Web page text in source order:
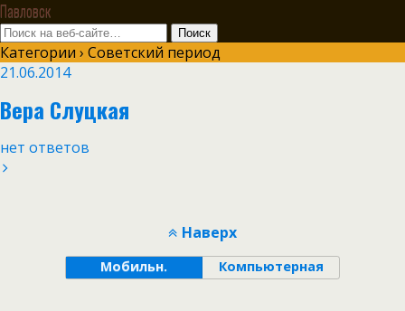
Павловск
Категории › Советский период
21.06.2014
Вера Слуцкая
нет ответов
Наверх
Мобильн. Компьютерная